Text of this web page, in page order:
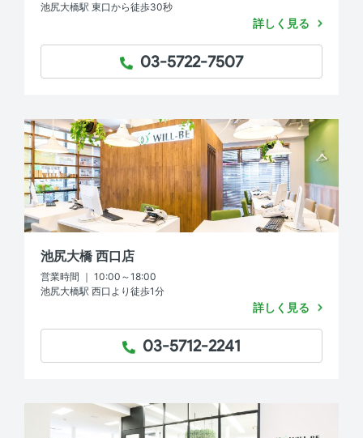
池尻大橋駅 東口から徒歩30秒
TEL：
03-5722-7507
詳しく見る
池尻大橋 西口店
営業時間 ｜ 10:00～18:00
池尻大橋駅 西口より徒歩1分
TEL：
03-5712-2241
詳しく見る